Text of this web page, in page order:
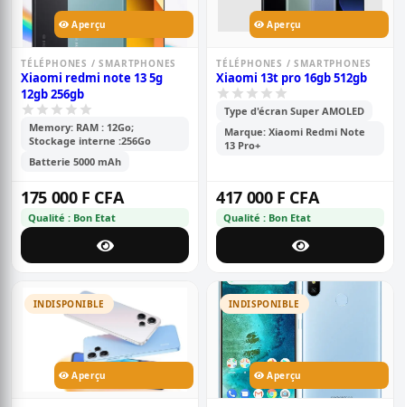
Aperçu
TÉLÉPHONES / SMARTPHONES
Xiaomi redmi note 13 5g
12gb 256gb
Memory: RAM : 12Go;
Stockage interne :256Go
Batterie 5000 mAh
175 000 F CFA
Qualité : Bon Etat
Aperçu
TÉLÉPHONES / SMARTPHONES
Xiaomi 13t pro 16gb 512gb
Type d'écran Super AMOLED
Marque: Xiaomi Redmi Note
13 Pro+
417 000 F CFA
Qualité : Bon Etat
INDISPONIBLE
Aperçu
INDISPONIBLE
Aperçu